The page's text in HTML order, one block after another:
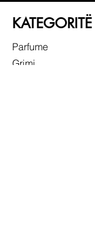
KATEGORITË
Parfume
Grimi